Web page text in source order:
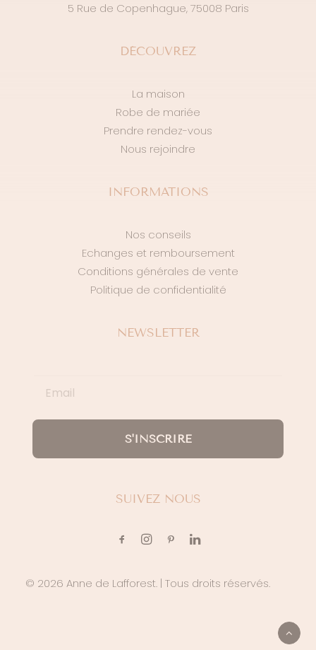
5 Rue de Copenhague, 75008 Paris
DÉCOUVREZ
La maison
Robe de mariée
Prendre rendez-vous
Nous rejoindre
INFORMATIONS
Nos conseils
Echanges et remboursement
Conditions générales de vente
Politique de confidentialité
NEWSLETTER
S'INSCRIRE
SUIVEZ NOUS
© 2026 Anne de Lafforest. | Tous droits réservés.